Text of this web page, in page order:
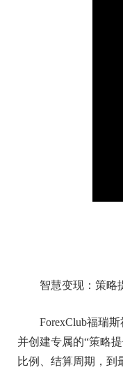
智慧变现：策略
ForexClub福瑞
并创建专属的“策略
比例、结算周期，到